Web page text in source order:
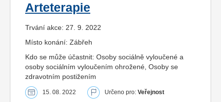
Arteterapie
Trvání akce: 27. 9. 2022
Místo konání: Zábřeh
Kdo se může účastnit: Osoby sociálně vyloučené a
osoby sociálním vyloučením ohrožené, Osoby se
zdravotním postižením
15. 08. 2022 Určeno pro: Veřejnost